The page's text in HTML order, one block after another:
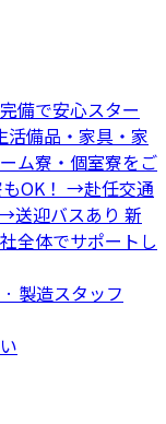
備で安心スター
備品・家具・家
ム寮・個室寮をご
OK！ →赴任交通
送迎バスあり 新
全体でサポートし
製造スタッフ